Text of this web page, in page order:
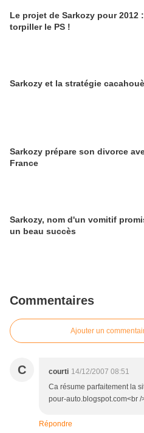
Le projet de Sarkozy pour 2012 :
torpiller le PS !
Sarkozy et la stratégie
Sarkozy prépare son divorce
France
Sarkozy, nom d'un vomitif
un beau succès
Commentaires
Ajouter un
C courti 14/12/2007 08:51
Ca résume parfaitement la
pour-auto.blogspot.com<br
Répondre